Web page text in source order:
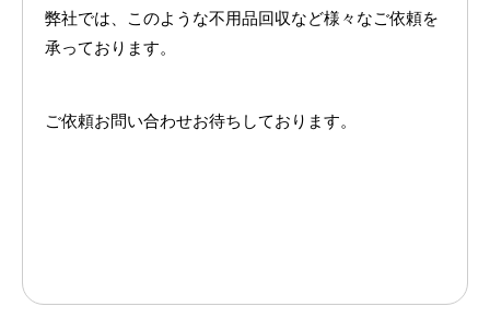
弊社では、このような不用品回収など様々なご依頼を
承っております。
ご依頼お問い合わせお待ちしております。